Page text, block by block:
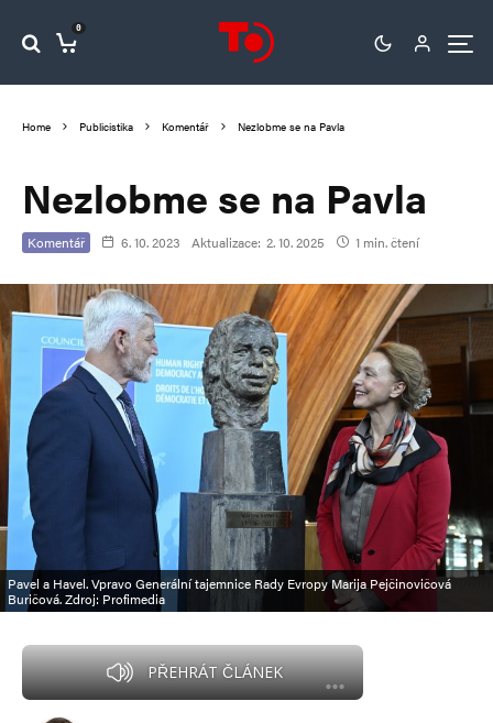
0
Home Publicistika Komentář Nezlobme se na Pavla
Nezlobme se na Pavla
Komentář 6. 10. 2023 Aktualizace: 2. 10. 2025 1 min. čtení
Pavel a Havel. Vpravo Generální tajemnice Rady Evropy Marija Pejčinovičová
Buričová. Zdroj: Profimedia
PŘEHRÁT ČLÁNEK